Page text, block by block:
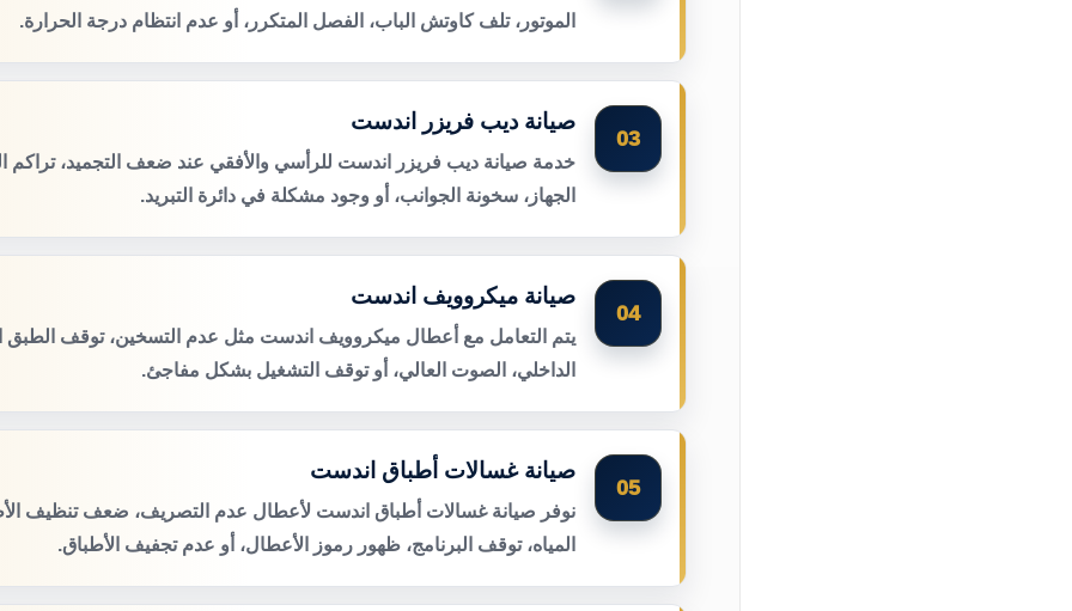
الموتور، تلف كاوتش الباب، الفصل المتكرر، أو عدم انتظام درجة الحرارة.
03
صيانة ديب فريزر اندست
خدمة صيانة ديب فريزر اندست للرأسي والأفقي عند ضعف التجميد، تراكم
الجهاز، سخونة الجوانب، أو وجود مشكلة في دائرة التبريد.
04
صيانة ميكروويف اندست
يتم التعامل مع أعطال ميكروويف اندست مثل عدم التسخين، توقف الطبق
الداخلي، الصوت العالي، أو توقف التشغيل بشكل مفاجئ.
05
صيانة غسالات أطباق اندست
نوفر صيانة غسالات أطباق اندست لأعطال عدم التصريف، ضعف تنظيف
المياه، توقف البرنامج، ظهور رموز الأعطال، أو عدم تجفيف الأطباق.